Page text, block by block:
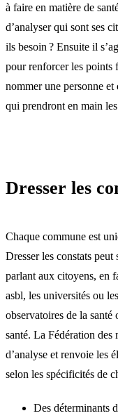
à faire en matière de
d’analyser qui sont ses
ils besoin ? Ensuite il
pour renforcer les points
nommer une personne
qui prendront en main
Dresser les
Chaque commune est
Dresser les constats
parlant aux citoyens, en
asbl, les universités ou
observatoires de la
santé. La Fédération des
d’analyse et renvoie les
selon les spécificités de
Des déterminants